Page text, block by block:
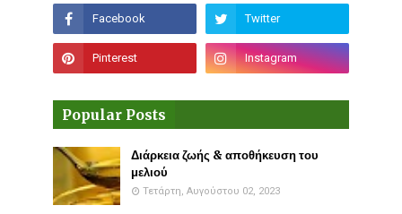
Popular Posts
Διάρκεια ζωής & αποθήκευση του
μελιού
Τετάρτη, Αυγούστου 02, 2023